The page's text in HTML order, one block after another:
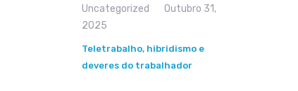
Uncategorized
Outubro 31,
2025
Teletrabalho, hibridismo e
deveres do trabalhador